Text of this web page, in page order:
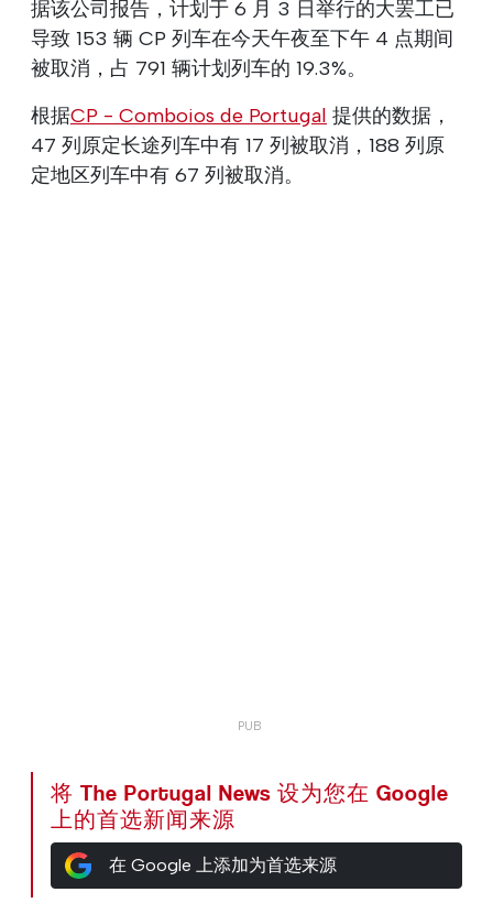
据该公司报告，计划于 6 月 3 日举行的大罢工已
导致 153 辆 CP 列车在今天午夜至下午 4 点期间
被取消，占 791 辆计划列车的 19.3%。
根据CP - Comboios de Portugal 提供的数据，
47 列原定长途列车中有 17 列被取消，188 列原
定地区列车中有 67 列被取消。
将 The Portugal News 设为您在 Google
上的首选新闻来源
在 Google 上添加为首选来源